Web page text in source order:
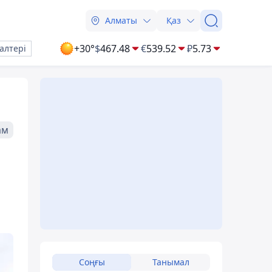
Алматы Қаз
+30°$467.48 €539.52 ₽5.73
Соңғы Танымал